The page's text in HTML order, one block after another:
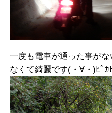
一度も電車が通った事が
なくて綺麗です(・∀・)ﾋﾟｶ